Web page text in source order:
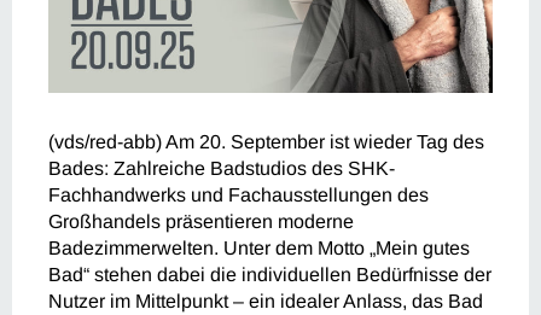
(vds/red-abb) Am 20. September ist wieder Tag des
Bades: Zahlreiche Badstudios des SHK-
Fachhandwerks und Fachausstellungen des
Großhandels präsentieren moderne
Badezimmerwelten. Unter dem Motto „Mein gutes
Bad“ stehen dabei die individuellen Bedürfnisse der
Nutzer im Mittelpunkt – ein idealer Anlass, das Bad